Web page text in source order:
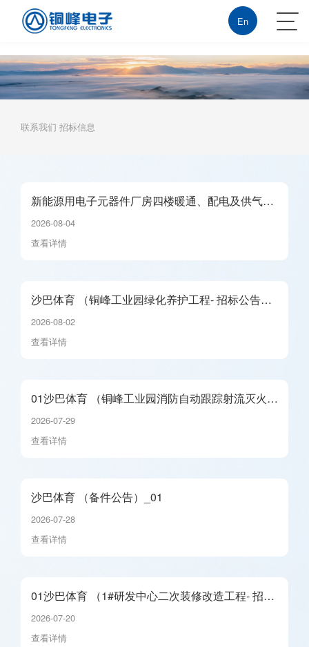
沙巴体育
En
联系我们 招标信息
新能源用电子元器件厂房四楼暖通、配电及供气系
统安装招标公告_01
2026-08-04
查看详情
沙巴体育 （铜峰工业园绿化养护工程- 招标公告）
_01
2026-08-02
查看详情
01沙巴体育 （铜峰工业园消防自动跟踪射流灭火系
统维修工程- 招标公告）_01
2026-07-29
查看详情
沙巴体育 （备件公告）_01
2026-07-28
查看详情
01沙巴体育 （1#研发中心二次装修改造工程- 招标
公告）_01
2026-07-20
查看详情